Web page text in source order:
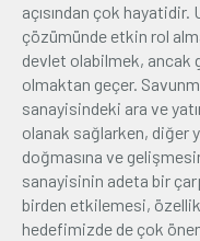
açısından çok hayatidir.
çözümünde etkin rol
devlet olabilmek, ancak
olmaktan geçer.
sanayisindeki ara ve
olanak sağlarken, diğer
doğmasına ve
sanayisinin adeta bir
birden etkilemesi,
hedefimizde de çok